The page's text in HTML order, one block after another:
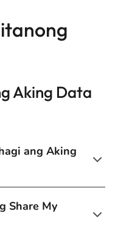
Aking Data
ang Aking
Share My